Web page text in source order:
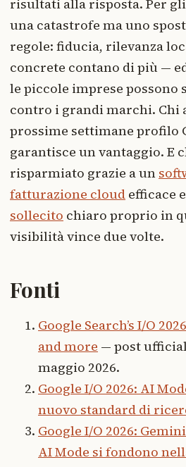
risultati alla risposta. Per
una catastrofe ma uno
regole: fiducia, rilevanza
concrete contano di più —
le piccole imprese possono
contro i grandi marchi. Chi
prossime settimane profilo
garantisce un vantaggio. E
risparmiato grazie a un
fatturazione cloud efficace
sollecito chiaro proprio in
visibilità vince due volte.
Fonti
Google Search’s I/O
and more — post
maggio 2026.
Google I/O 2026: AI
nuovo standard di
Google I/O 2026:
AI Mode si fondono